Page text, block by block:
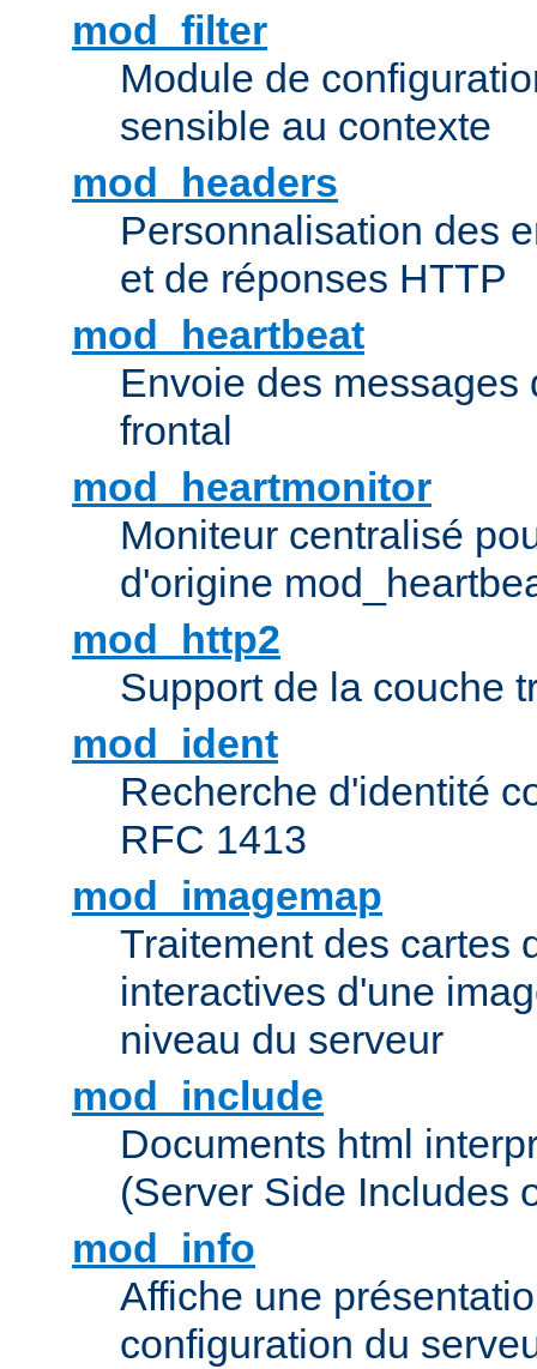
mod_filter
Module de
sensible au contexte
mod_headers
Personnalisation des
et de réponses HTTP
mod_heartbeat
Envoie des messages
frontal
mod_heartmonitor
Moniteur centralisé
d'origine
mod_http2
Support de la couche
mod_ident
Recherche d'identité
RFC 1413
mod_imagemap
Traitement des cartes
interactives d'une
niveau du serveur
mod_include
Documents html
(Server Side Includes
mod_info
Affiche une
configuration du